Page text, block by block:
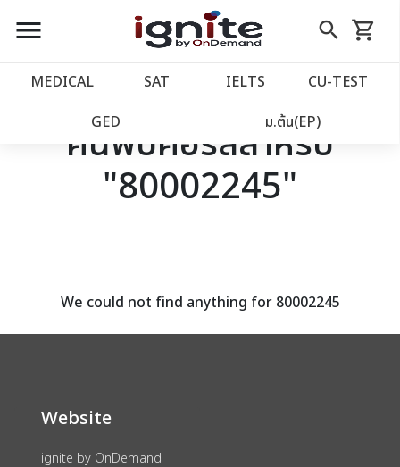
close
account_balance หน้าแรก
เว็บไซต์อิกไนท์
โปรโมชั่น
assignment ลงทะเบียน
menu search
Skip
to
shopping_cart
รถเข็น
MEDICAL SAT IELTS CU‑TEST
GED ม.ต้น(EP)
ค้นพบคอร์สสำหรับ
"80002245"
We could not find anything for 80002245
Website
ignite by OnDemand